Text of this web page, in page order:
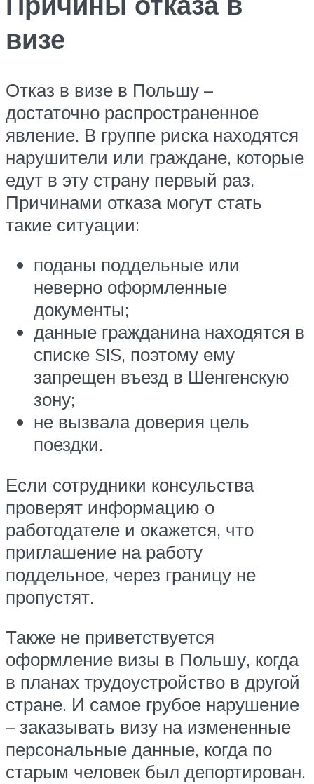
визе
Отказ в визе в Польшу –
достаточно распространенное
явление. В группе риска находятся
нарушители или граждане, которые
едут в эту страну первый раз.
Причинами отказа могут стать
такие ситуации:
поданы поддельные или
неверно оформленные
документы;
данные гражданина находятся в
списке SIS, поэтому ему
запрещен въезд в Шенгенскую
зону;
не вызвала доверия цель
поездки.
Если сотрудники консульства
проверят информацию о
работодателе и окажется, что
приглашение на работу
поддельное, через границу не
пропустят.
Также не приветствуется
оформление визы в Польшу, когда
в планах трудоустройство в другой
стране. И самое грубое нарушение
– заказывать визу на измененные
персональные данные, когда по
старым человек был депортирован.